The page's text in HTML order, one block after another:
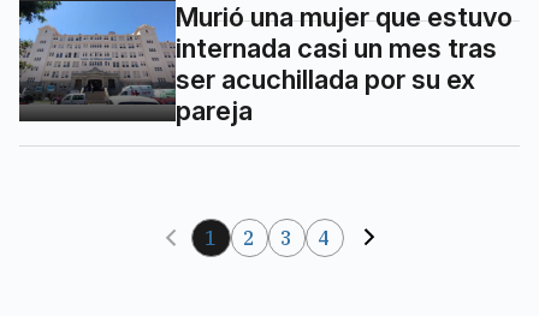
Murió una mujer que estuvo
internada casi un mes tras
ser acuchillada por su ex
pareja
1 2 3 4